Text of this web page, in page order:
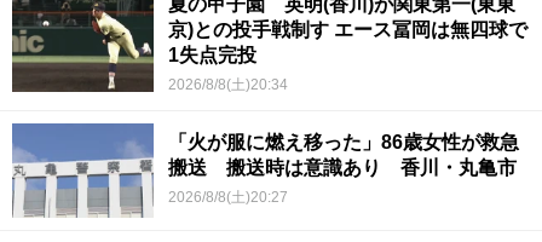
京)との投手戦制す エース冨岡は無四球で
1失点完投
2026/8/8(土)20:34
「火が服に燃え移った」86歳女性が救急
搬送 搬送時は意識あり 香川・丸亀市
2026/8/8(土)20:27